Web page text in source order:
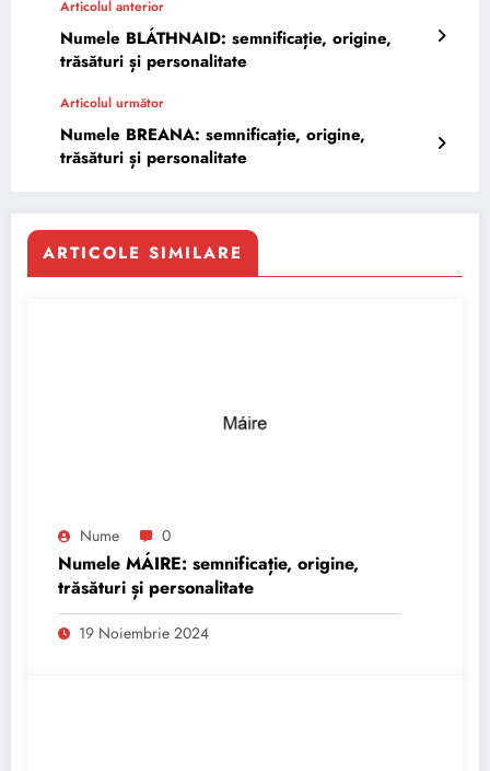
Articolul anterior
Numele BLÁTHNAID: semnificație, origine,
trăsături și personalitate
Articolul următor
Numele BREANA: semnificație, origine,
trăsături și personalitate
ARTICOLE SIMILARE
Nume 0
Numele MÁIRE: semnificație, origine,
trăsături și personalitate
19 Noiembrie 2024